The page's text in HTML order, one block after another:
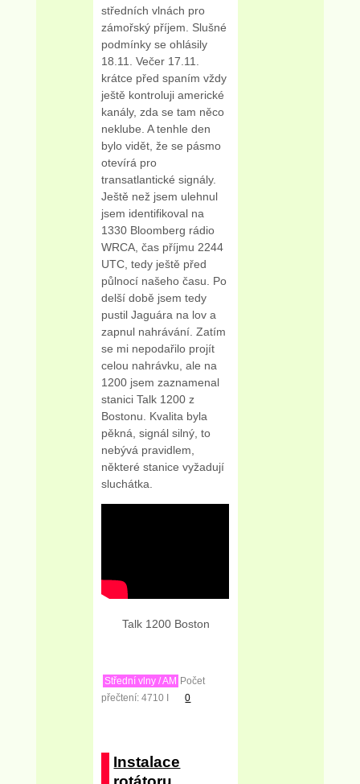
středních vlnách pro
zámořský příjem. Slušné
podmínky se ohlásily
18.11. Večer 17.11.
krátce před spaním vždy
ještě kontroluji americké
kanály, zda se tam něco
neklube. A tenhle den
bylo vidět, že se pásmo
otevírá pro
transatlantické signály.
Ještě než jsem ulehnul
jsem identifikoval na
1330 Bloomberg rádio
WRCA, čas příjmu 2244
UTC, tedy ještě před
půlnocí našeho času. Po
delší době jsem tedy
pustil Jaguára na lov a
zapnul nahrávání. Zatím
se mi nepodařilo projít
celou nahrávku, ale na
1200 jsem zaznamenal
stanici Talk 1200 z
Bostonu. Kvalita byla
pěkná, signál silný, to
nebývá pravidlem,
některé stanice vyžadují
sluchátka.
Talk 1200 Boston
Střední vlny / AM
Počet
přečtení: 4710 I
0
Instalace